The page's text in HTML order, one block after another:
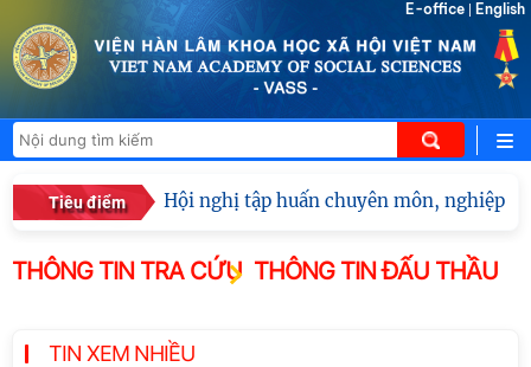
E-office English
Tiêu điểm Hội nghị tập huấn chuyên môn, nghiệp
THÔNG TIN TRA CỨU THÔNG TIN ĐẤU THẦU
TIN XEM NHIỀU